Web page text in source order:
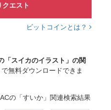
エスト
ビットコインとは？
「スイカのイラスト」の関
で無料ダウンロードできま
の「すいか」関連検索結果